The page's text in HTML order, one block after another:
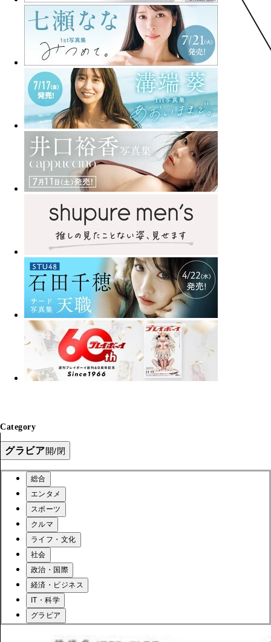
Category
グラビア開/閉
総合
エンタメ
スポーツ
クルマ
ライフ・文化
社会
政治・国際
経済・ビジネス
IT・科学
グラビア